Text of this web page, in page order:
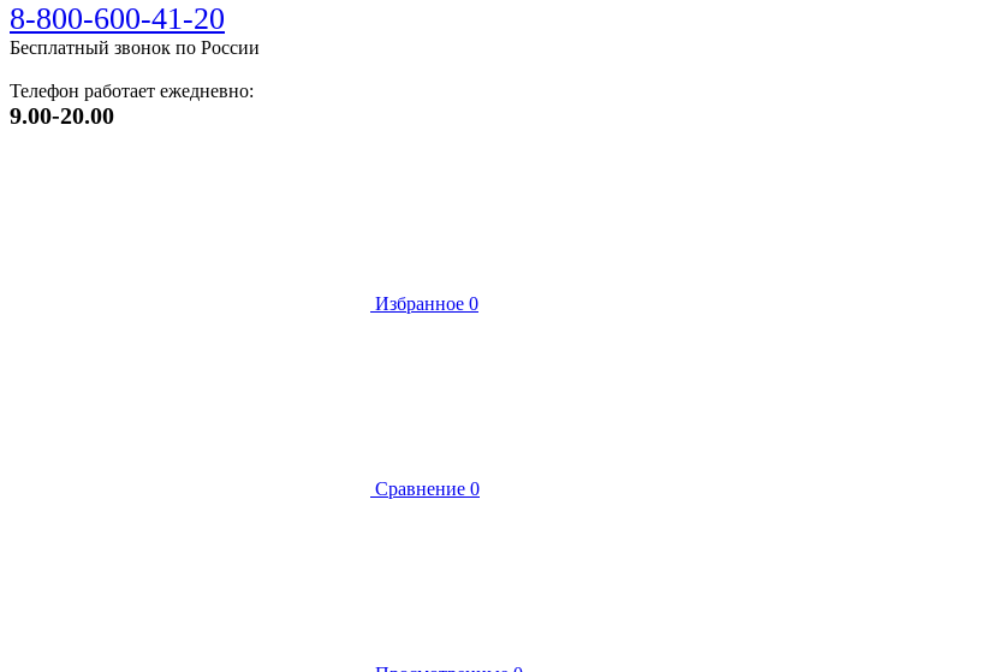
8-800-600-41-20
Бесплатный звонок по России
Телефон работает ежедневно:
9.00-20.00
Избранное 0
Сравнение 0